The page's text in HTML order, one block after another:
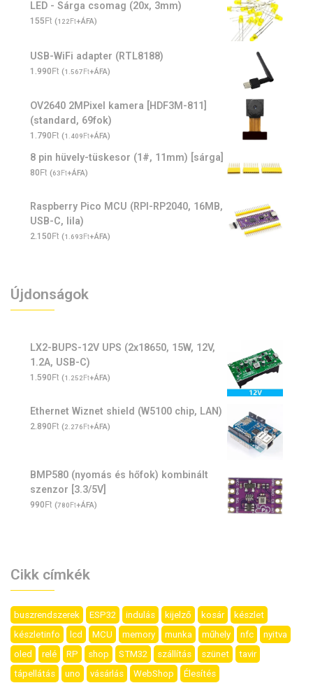
LED - Sárga csomag (20x, 3mm)
155Ft (122Ft+ÁFA)
USB-WiFi adapter (RTL8188)
1.990Ft (1.567Ft+ÁFA)
OV2640 2MPixel kamera [HDF3M-811]
(standard, 69fok)
1.790Ft (1.409Ft+ÁFA)
8 pin hüvely-tüskesor (1#, 11mm) [sárga]
80Ft (63Ft+ÁFA)
Raspberry Pico MCU (RPI-RP2040, 16MB,
USB-C, lila)
2.150Ft (1.693Ft+ÁFA)
Újdonságok
LX2-BUPS-12V UPS (2x18650, 15W, 12V,
1.2A, USB-C)
1.590Ft (1.252Ft+ÁFA)
Ethernet Wiznet shield (W5100 chip, LAN)
2.890Ft (2.276Ft+ÁFA)
BMP580 (nyomás és hőfok) kombinált
szenzor [3.3/5V]
990Ft (780Ft+ÁFA)
Cikk címkék
buszrendszerek ESP32 indulás kijelző kosár
készlet
készletinfo
lcd MCU memory munka műhely nfc
nyitva
oled
relé RP shop STM32 szállítás szünet
tavir
tápellátás
uno vásárlás WebShop Élesítés